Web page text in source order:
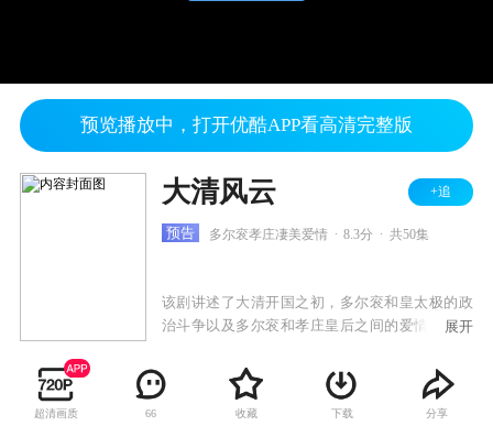
预览播放中，打开优酷APP看高清完整版
大清风云 +追
预告 多尔衮孝庄凄美爱情 8.3分 共50集
该剧讲述了大清开国之初，多尔衮和皇太极的政
治斗争以及多尔衮和孝庄皇后之间的爱情纠葛。
功臣多尔衮，经过多年南征北伐，成功扩充满清
版图，最终目的，志在一举攻破明朝崇祯皇帝，
建立清帝国。多尔衮武功盖世，但同时铁汉柔
展开
超清画质 66 收藏 下载 分享